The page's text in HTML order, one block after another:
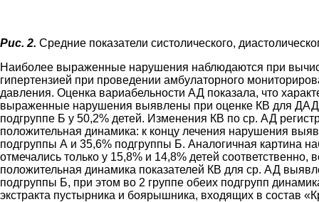
Рис. 2. Средние показатели систолического,
Наиболее выраженные нарушения наблюдаются при
гипертензией при проведении амбулаторного
давления. Оценка вариабельности АД показала, что
выраженные нарушения выявлены при оценке КВ для ДАД
подгруппе Б у 50,2% детей. Изменения КВ по ср. АД
положительная динамика: к концу лечения нарушения
подгруппы А и 35,6% подгруппы Б. Аналогичная картина
отмечались только у 15,8% и 14,8% детей
положительная динамика показателей КВ для ср. АД
подгруппы Б, при этом во 2 группе обеих подгрупп
экстракта пустырника и боярышника, входящих в состав